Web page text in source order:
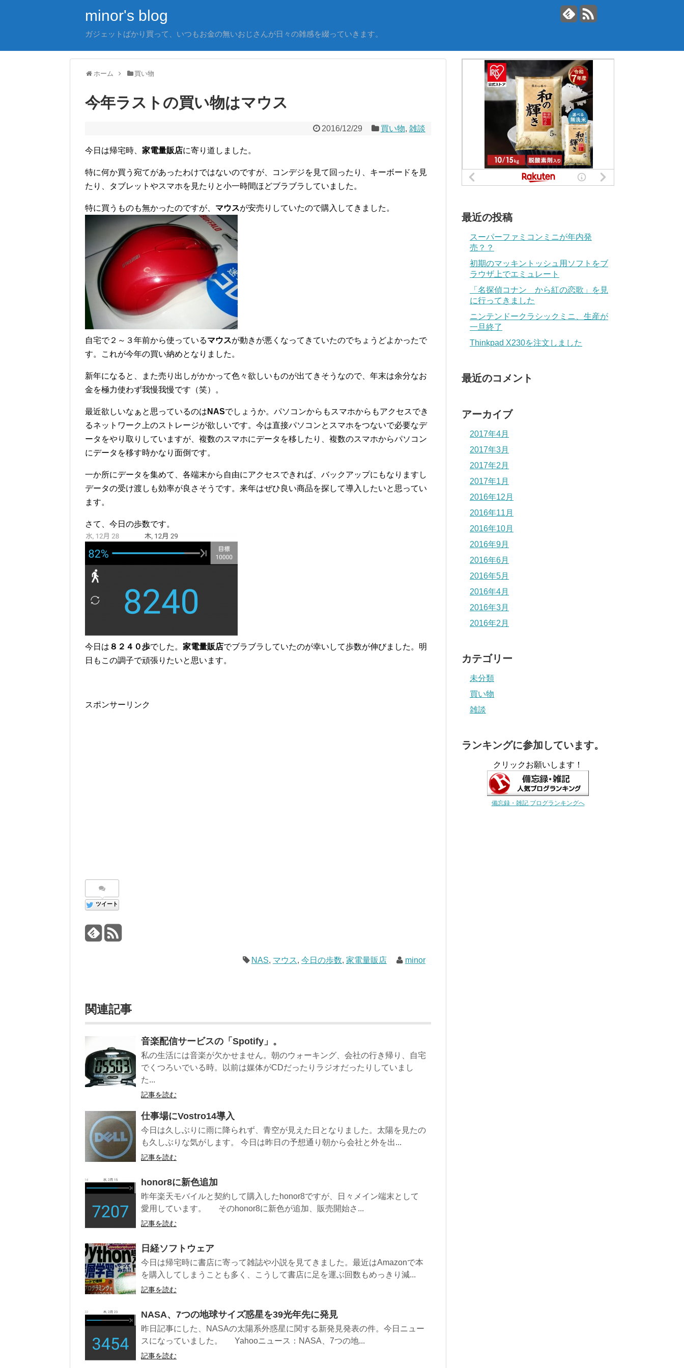
minor's blog
ガジェットばかり買って、いつもお金の無いおじさんが日々の雑感を綴っていきます。
ホーム 買い物
今年ラストの買い物はマウス
2016/12/29 買い物, 雑談
今日は帰宅時、 家電量販店に寄り道しました。
特に何か買う宛てがあったわけではないのですが、コンデジを見て回ったり、キーボードを見
たり、タブレットやスマホを見たりと小一時間ほどブラブラしていました。
特に買うものも無かったのですが、 マウスが安売りしていたので購入してきました。
自宅で２～３年前から使っているマウスが動きが悪くなってきていたのでちょうどよかったで
す。これが今年の買い納めとなりました。
新年になると、また売り出しがかかって色々欲しいものが出てきそうなので、年末は余分なお
金を極力使わず我慢我慢です（笑）。
最近欲しいなぁと思っているのは NASでしょうか。パソコンからもスマホからもアクセスでき
るネットワーク上のストレージが欲しいです。今は直接パソコンとスマホをつないで必要なデ
ータをやり取りしていますが、複数のスマホにデータを移したり、複数のスマホからパソコン
にデータを移す時かなり面倒です。
一か所にデータを集めて、各端末から自由にアクセスできれば、バックアップにもなりますし
データの受け渡しも効率が良さそうです。来年はぜひ良い商品を探して導入したいと思ってい
ます。
さて、今日の歩数です。
今日は ８２４０歩でした。 家電量販店でブラブラしていたのが幸いして歩数が伸びました。明
日もこの調子で頑張りたいと思います。
スポンサーリンク
ツイート
NAS, マウス,今日の歩数,家電量販店 minor
関連記事
音楽配信サービスの「Spotify」。
私の生活には音楽が欠かせません。朝のウォーキング、会社の行き帰り、自宅
でくつろいでいる時。以前は媒体がCDだったりラジオだったりしていまし
た...
記事を読む
仕事場にVostro14導入
今日は久しぶりに雨に降られず、青空が見えた日となりました。太陽を見たの
も久しぶりな気がします。 今日は昨日の予想通り朝から会社と外を出...
記事を読む
honor8に新色追加
昨年楽天モバイルと契約して購入したhonor8ですが、日々メイン端末として
愛用しています。 そのhonor8に新色が追加、販売開始さ...
記事を読む
日経ソフトウェア
今日は帰宅時に書店に寄って雑誌や小説を見てきました。最近はAmazonで本
を購入してしまうことも多く、こうして書店に足を運ぶ回数もめっきり減...
記事を読む
NASA、7つの地球サイズ惑星を39光年先に発見
昨日記事にした、NASAの太陽系外惑星に関する新発見発表の件。今日ニュー
スになっていました。 Yahooニュース：NASA、7つの地...
記事を読む
最近の投稿
スーパーファミコンミニが年内発
売？？
初期のマッキントッシュ用ソフトをブ
ラウザ上でエミュレート
「名探偵コナン から紅の恋歌」を見
に行ってきました
ニンテンドークラシックミニ、生産が
一旦終了
Thinkpad X230を注文しました
最近のコメント
アーカイブ
2017年4月
2017年3月
2017年2月
2017年1月
2016年12月
2016年11月
2016年10月
2016年9月
2016年6月
2016年5月
2016年4月
2016年3月
2016年2月
カテゴリー
未分類
買い物
雑談
ランキングに参加しています。
クリックお願いします！
備忘録・雑記 ブログランキングへ